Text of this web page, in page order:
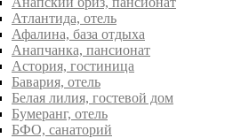
Атлантида, отель
Афалина, база отдыха
Анапчанка, пансионат
Астория, гостиница
Бавария, отель
Белая лилия, гостевой дом
Бумеранг, отель
БФО, санаторий